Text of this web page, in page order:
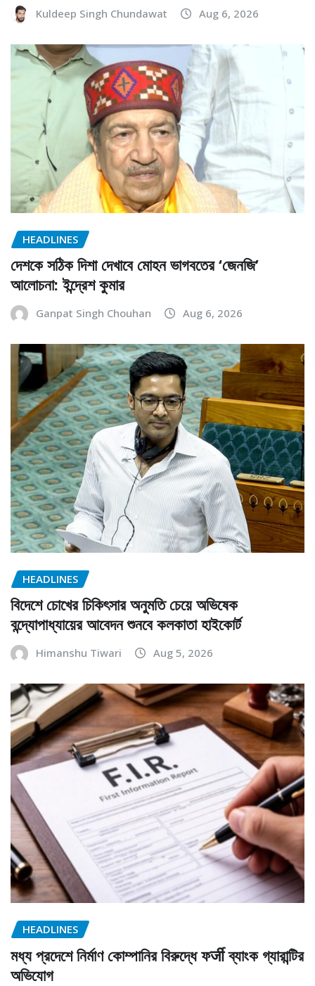
Kuldeep Singh Chundawat Aug 6, 2026
HEADLINES
দেশকে সঠিক দিশা দেখাবে মোহন ভাগবতের ‘জেনজি’
আলোচনা: ইন্দ্রেশ কুমার
Ganpat Singh Chouhan Aug 6, 2026
HEADLINES
বিদেশে চোখের চিকিৎসার অনুমতি চেয়ে অভিষেক
বন্দ্যোপাধ্যায়ের আবেদন শুনবে কলকাতা হাইকোর্ট
Himanshu Tiwari Aug 5, 2026
HEADLINES
মধ্য প্রদেশে নির্মাণ কোম্পানির বিরুদ্ধে ফर्जी ব্যাংক গ্যারান্টির
অভিযোগ